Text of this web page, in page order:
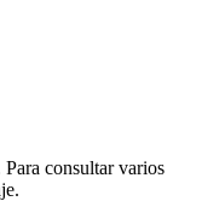
consultar varios